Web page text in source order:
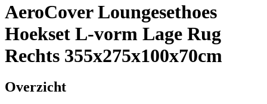
AeroCover Loungesethoes
Hoekset L-vorm Lage Rug
Rechts 355x275x100x70cm
Overzicht